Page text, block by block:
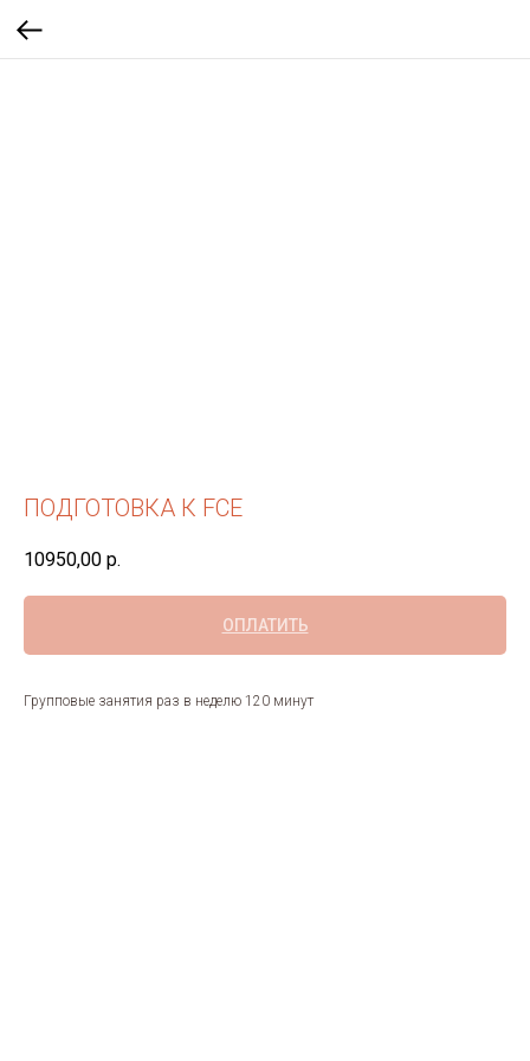
ПОДГОТОВКА К FCE
10950,00 р.
ОПЛАТИТЬ
Групповые занятия раз в неделю 120 минут